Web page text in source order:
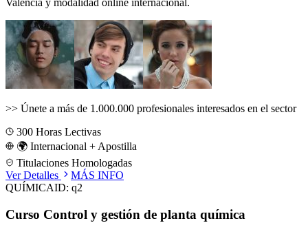
Valencia y modalidad online internacional.
>> Únete a más de 1.000.000 profesionales interesados en el sector
300 Horas Lectivas
🌍 Internacional + Apostilla
Titulaciones Homologadas
Ver Detalles
MÁS INFO
QUÍMICAID: q2
Curso Control y gestión de planta química